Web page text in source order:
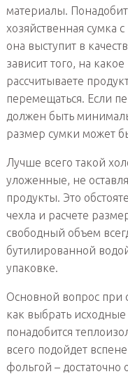
материалы.
хозяйственная сумка
она выступит в
зависит того, на
рассчитываете
перемещаться. Если
должен быть
размер сумки может
Лучше всего такой
уложенные, не
продукты. Это
чехла и расчете
свободный объем
бутилированной
упаковке.
Основной вопрос при
как выбрать
понадобится
всего подойдет
фольгой – достаточно